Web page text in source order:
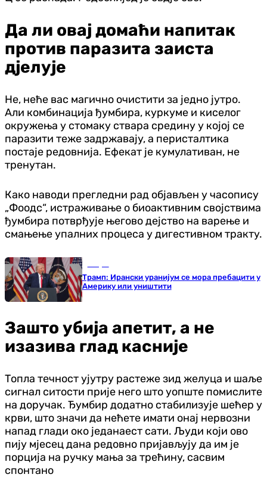
Да ли овај домаћи напитак
против паразита заиста
дјелује
Не, неће вас магично очистити за једно јутро.
Али комбинација ђумбира, куркуме и киселог
окружења у стомаку ствара средину у којој се
паразити теже задржавају, а перисталтика
постаје редовнија. Ефекат је кумулативан, не
тренутан.
Како наводи прегледни рад објављен у часопису
„Фоодс“, истраживање о биоактивним својствима
ђумбира потврђује његово дејство на варење и
смањење упалних процеса у дигестивном тракту.
Трамп: Ирански уранијум се мора пребацити у
Америку или уништити
Зашто убија апетит, а не
изазива глад касније
Топла течност ујутру растеже зид желуца и шаље
сигнал ситости прије него што уопште помислите
на доручак. Ђумбир додатно стабилизује шећер у
крви, што значи да нећете имати онај нервозни
напад глади око једанаест сати. Људи који ово
пију мјесец дана редовно пријављују да им је
порција на ручку мања за трећину, сасвим
спонтано